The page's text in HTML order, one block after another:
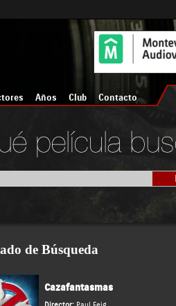
Años Club Contacto
de Búsqueda
Cazafantasmas